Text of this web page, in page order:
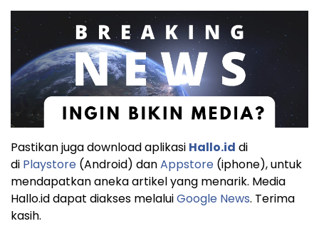
Pastikan juga download aplikasi Hallo.id di
di Playstore (Android) danAppstore (iphone), untuk
mendapatkan aneka artikel yang menarik. Media
Hallo.id dapat diakses melaluiGoogle News. Terima
kasih.